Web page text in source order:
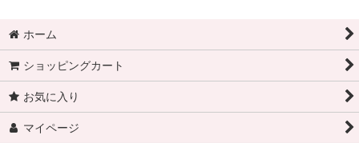
ホーム
ショッピングカート
お気に入り
マイページ